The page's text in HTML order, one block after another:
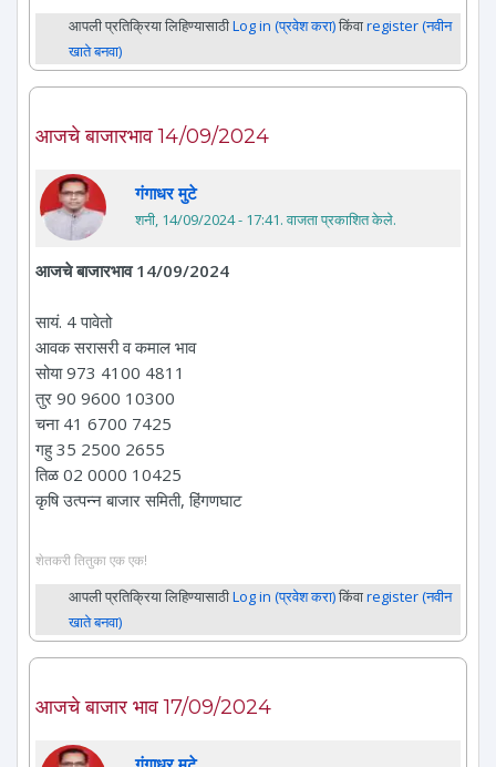
आपली प्रतिक्रिया लिहिण्यासाठीLog in (प्रवेश करा)किंवाregister (नवीन
खाते बनवा)
आजचे बाजारभाव 14/09/2024
गंगाधर मुटे
शनी, 14/09/2024 - 17:41. वाजता प्रकाशित केले.
आजचे बाजारभाव 14/09/2024
सायं. 4 पावेतो
आवक सरासरी व कमाल भाव
सोया 973 4100 4811
तुर 90 9600 10300
चना 41 6700 7425
गहु 35 2500 2655
तिळ 02 0000 10425
कृषि उत्पन्न बाजार समिती, हिंगणघाट
शेतकरी तितुका एक एक!
आपली प्रतिक्रिया लिहिण्यासाठीLog in (प्रवेश करा)किंवाregister (नवीन
खाते बनवा)
आजचे बाजार भाव 17/09/2024